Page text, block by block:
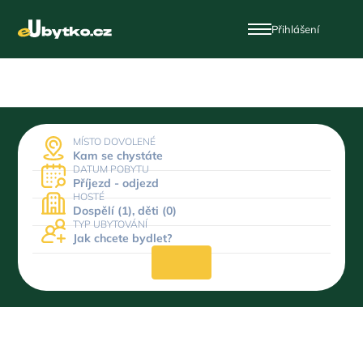
Přihlášení
MÍSTO DOVOLENÉ
Kam se chystáte
DATUM POBYTU
Příjezd - odjezd
HOSTÉ
Dospělí (1), děti (0)
TYP UBYTOVÁNÍ
Jak chcete bydlet?